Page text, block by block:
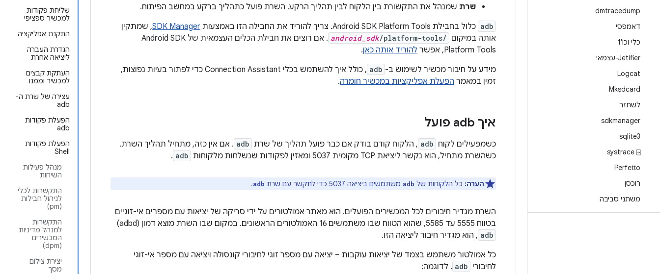
dmtracedump
דאמפסי
כלי וכו'1
Jetifier-עצמאי
Logcat
Mksdcard
לשחזר
sdkmanager
sqlite3
systrace ⍈
Perfetto
רוכסן
משתני סביבה
שליחת פקודות
למכשיר ספציפי
התקנת אפליקציה
הגדרת העברה
ליציאה אחרת
העתקת קבצים
למכשיר וממנו
עצירה של שרת ה-
adb
הפעלת פקודות
adb
הפעלת פקודות
Shell
מנהל פעילות
השיחות
התקשרות לכלי
לניהול חבילות
(pm)
התקשרות
למנהל מדיניות
המכשירים
(dpm)
יצירת צילום
מסך
שרת שמנהל את התקשורת בין הלקוח לבין תהליך הרקע. השרת פועל כתהליך ברקע במחשב הפיתוח.
adb כלול בחבילת Android SDK Platform Tools. צריך להוריד את החבילה הזו באמצעות SDK Manager, שמתקין
אותה במיקום
android_sdk/platform-tools/
. אם רוצים את חבילת הכלים העצמאית של Android SDK
Platform Tools, אפשר
להוריד אותה כאן.
מידע על חיבור מכשיר לשימוש ב- adb
, כולל איך להשתמש בכלי Connection Assistant כדי לפתור בעיות נפוצות,
זמין במאמר הפעלת אפליקציות במכשיר חומרה.
איך adb פועל
כשמפעילים לקוח adb , הלקוח קודם בודק אם כבר פועל תהליך של שרת adb . אם אין כזה, מתחיל תהליך השרת.
כשהשרת מתחיל, הוא נקשר ליציאת TCP מקומית 5037 ומאזין לפקודות שנשלחות מלקוחות
adb
.
הערה: כל הלקוחות של adb משתמשים ביציאה 5037 כדי לתקשר עם שרת adb
.
השרת מגדיר חיבורים לכל המכשירים הפועלים. הוא מאתר אמולטורים על ידי סריקה של יציאות עם מספרים אי-זוגיים
בטווח 5555 עד 5585, שהוא הטווח שבו משתמשים 16 האמולטורים הראשונים. במקום שבו השרת מוצא דמון (adbd)
adb , הוא מגדיר חיבור ליציאה הזו.
כל אמולטור משתמש בצמד של יציאות עוקבות – יציאה עם מספר זוגי לחיבורי קונסולה ויציאה עם מספר אי-זוגי
לחיבורי adb . לדוגמה: